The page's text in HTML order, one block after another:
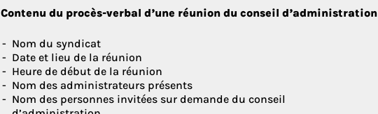
Contenu du procès-verbal d’une réunion du conseil d’administration
Nom du syndicat
Date et lieu de la réunion
Heure de début de la réunion
Nom des administrateurs présents
Nom des personnes invitées sur demande du conseil